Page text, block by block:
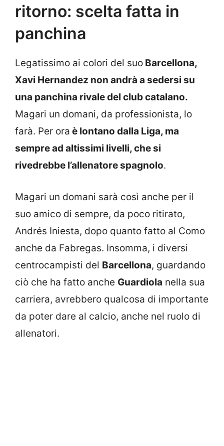
ritorno: scelta fatta in
panchina
Legatissimo ai colori del suo Barcellona,
Xavi Hernandez non andrà a sedersi su
una panchina rivale del club catalano.
Magari un domani, da professionista, lo
farà. Per ora è lontano dalla Liga, ma
sempre ad altissimi livelli, che si
rivedrebbe l’allenatore spagnolo.
Magari un domani sarà così anche per il
suo amico di sempre, da poco ritirato,
Andrés Iniesta, dopo quanto fatto al Como
anche da Fabregas. Insomma, i diversi
centrocampisti del Barcellona, guardando
ciò che ha fatto anche Guardiola nella sua
carriera, avrebbero qualcosa di importante
da poter dare al calcio, anche nel ruolo di
allenatori.